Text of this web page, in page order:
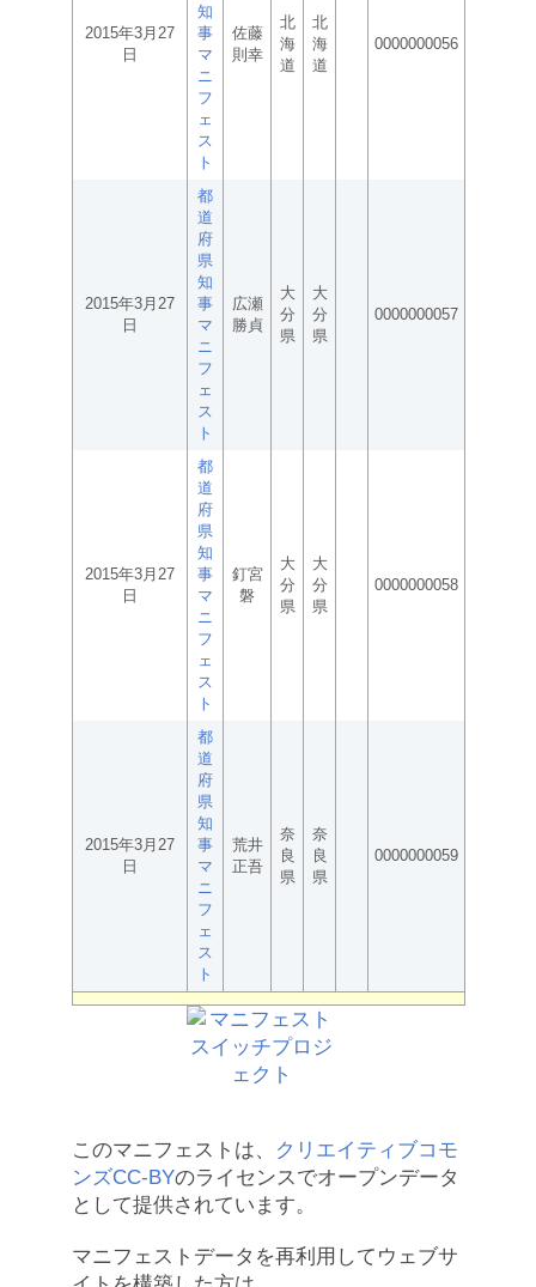
2015年3月27
日
知
事
マ
ニ
フ
ェ
ス
ト
佐藤
則幸
北
海
道
北
海
道
0000000056
2015年3月27
日
都
道
府
県
知
事
マ
ニ
フ
ェ
ス
ト
広瀬
勝貞
大
分
県
大
分
県
0000000057
2015年3月27
日
都
道
府
県
知
事
マ
ニ
フ
ェ
ス
ト
釘宮
磐
大
分
県
大
分
県
0000000058
2015年3月27
日
都
道
府
県
知
事
マ
ニ
フ
ェ
ス
ト
荒井
正吾
奈
良
県
奈
良
県
0000000059
このマニフェストは、
クリエイティブコモ
ンズCC-BYのライセンスでオープンデータ
として提供されています。
マニフェストデータを再利用してウェブサ